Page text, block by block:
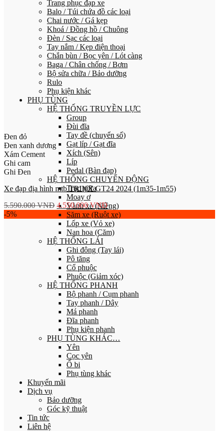
Trang phục đạp xe
Balo / Túi chứa đồ các loại
Chai nước / Gá kẹp
Khoá / Đồng hồ / Chuông
Đèn / Sạc các loại
Tay nắm / Kẹp điện thoại
Chắn bùn / Bọc yên / Lót càng
Baga / Chân chống / Bơm
Bộ sửa chữa / Bảo dưỡng
Rulo
Phụ kiện khác
PHỤ TÙNG
HỆ THỐNG TRUYỀN LỰC
Group
Đùi đĩa
Tay đề (chuyển số)
Gạt líp / Gạt đĩa
Xích (Sên)
Líp
Pedal (Bàn đạp)
HỆ THỐNG CHUYỂN ĐỘNG
Trục giữa
Moay ơ
Vành xe (Niềng)
Săm xe (Ruột xe)
Lốp xe (Vỏ xe)
Nan hoa (Căm)
HỆ THỐNG LÁI
Ghi đông (Tay lái)
Pô tăng
Cổ phuộc
Phuộc (Giảm xóc)
HỆ THỐNG PHANH
Bộ phanh / Cụm phanh
Tay phanh / Dây
Má phanh
Đĩa phanh
Phụ kiện phanh
PHỤ TÙNG KHÁC…
Yên
Cọc yên
Ổ bi
Phụ tùng khác
Khuyến mãi
Dịch vụ
Bảo dưỡng
Góc kỹ thuật
Tin tức
Liên hệ
Đen đỏ
Đen xanh dương
Xám Cement
Ghi cam
Ghi Đen
Xe đạp địa hình mtb TRINX GT24 2024 (1m35-1m55)
5.590.000VNĐ 4.550.000VNĐ
-5%